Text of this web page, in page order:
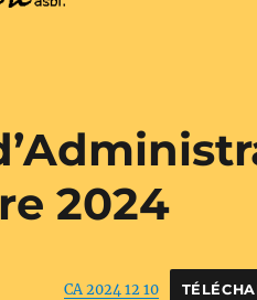
2024
CA 2024 12 10